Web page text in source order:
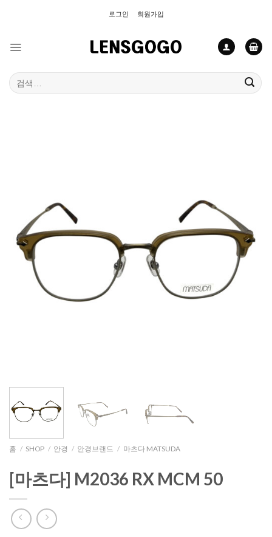
로그인 회원가입
검
색:
홈 / SHOP / 안경 / 안경브랜드 / 마츠다 MATSUDA
[마츠다] M2036 RX MCM 50